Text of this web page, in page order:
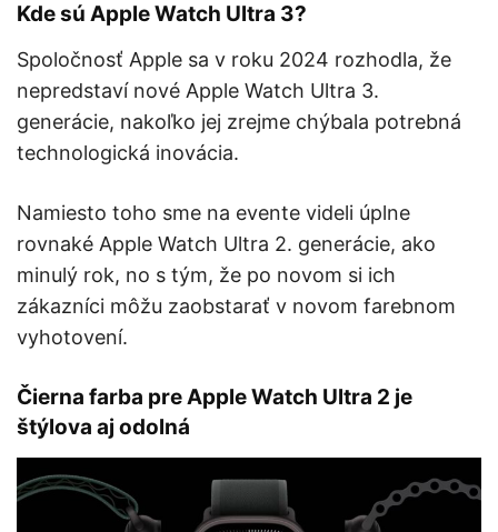
Kde sú Apple Watch Ultra 3?
Spoločnosť Apple sa v roku 2024 rozhodla, že
nepredstaví nové Apple Watch Ultra 3.
generácie, nakoľko jej zrejme chýbala potrebná
technologická inovácia.
Namiesto toho sme na evente videli úplne
rovnaké Apple Watch Ultra 2. generácie, ako
minulý rok, no s tým, že po novom si ich
zákazníci môžu zaobstarať v novom farebnom
vyhotovení.
Čierna farba pre Apple Watch Ultra 2 je
štýlova aj odolná